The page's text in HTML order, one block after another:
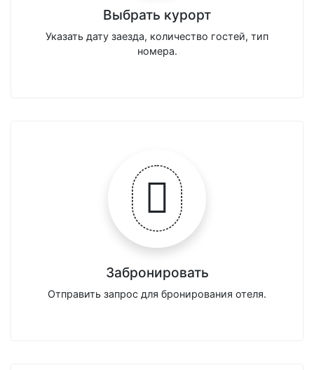
Выбрать курорт
Указать дату заезда, количество гостей, тип
номера.
Забронировать
Отправить запрос для бронирования отеля.